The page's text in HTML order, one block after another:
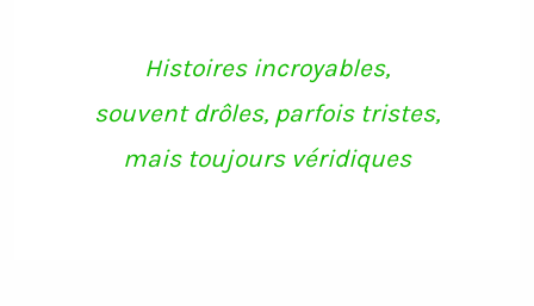
m
Histoires incroyables,
souvent drôles, parfois tristes,
mais toujours véridiques